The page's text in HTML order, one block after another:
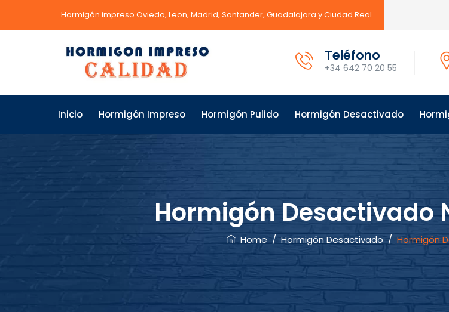
Hormigón impreso Oviedo, Leon, Madrid, Santander, Guadalajara y Ciudad Real
Teléfono
+34 642 70 20 55
Inicio Hormigón Impreso Hormigón Pulido Hormigón Desactivado
Hormigón Desactivado
Home / Hormigón Desactivado/ Hormigón